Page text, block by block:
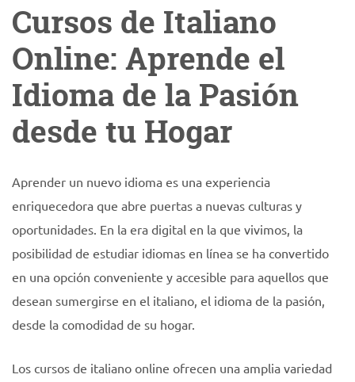
Cursos de Italiano
Online: Aprende el
Idioma de la Pasión
desde tu Hogar
Aprender un nuevo idioma es una experiencia
enriquecedora que abre puertas a nuevas culturas y
oportunidades. En la era digital en la que vivimos, la
posibilidad de estudiar idiomas en línea se ha convertido
en una opción conveniente y accesible para aquellos que
desean sumergirse en el italiano, el idioma de la pasión,
desde la comodidad de su hogar.
Los cursos de italiano online ofrecen una amplia variedad